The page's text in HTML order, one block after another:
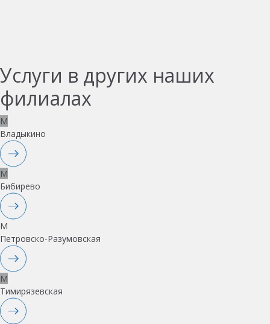
Услуги в других наших
филиалах
M
Владыкино
M
Бибирево
M
Петровско-Разумовская
M
Тимирязевская